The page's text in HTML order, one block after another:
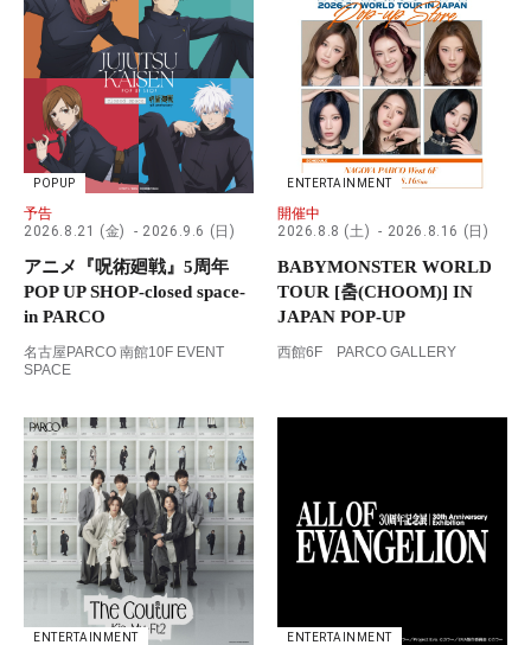
POPUP
予告
2026.8.21 (金)
2026.9.6 (日)
アニメ『呪術廻戦』5周年
POP UP SHOP-closed space-
in PARCO
名古屋PARCO 南館10F EVENT
SPACE
ENTERTAINMENT
開催中
2026.8.8 (土)
2026.8.16 (日)
BABYMONSTER WORLD
TOUR [춤(CHOOM)] IN
JAPAN POP-UP
西館6F PARCO GALLERY
ENTERTAINMENT ENTERTAINMENT